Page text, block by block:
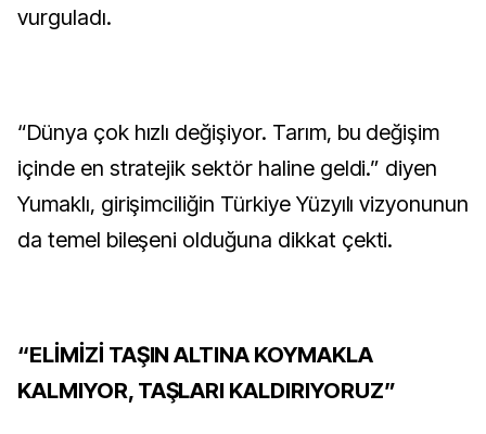
vurguladı.
“Dünya çok hızlı değişiyor. Tarım, bu değişim
içinde en stratejik sektör haline geldi.” diyen
Yumaklı, girişimciliğin Türkiye Yüzyılı vizyonunun
da temel bileşeni olduğuna dikkat çekti.
“ELİMİZİ TAŞIN ALTINA KOYMAKLA
KALMIYOR, TAŞLARI KALDIRIYORUZ”